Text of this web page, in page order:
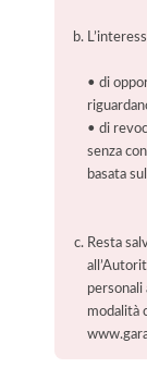
• di
• di
senza
basata
Resta
personali
modalità